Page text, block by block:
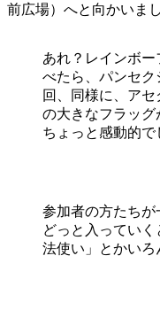
前広場）へと向かいまし
あれ？レインボ
べたら、パンセ
回、同様に、ア
の大きなフラッグ
ちょっと感動的で
参加者の方たち
どっと入ってい
法使い」とかい